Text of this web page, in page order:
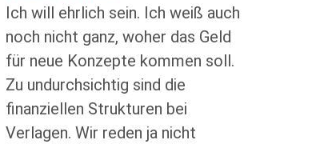
Ich will ehrlich sein. Ich weiß auch
noch nicht ganz, woher das Geld
für neue Konzepte kommen soll.
Zu undurchsichtig sind die
finanziellen Strukturen bei
Verlagen. Wir reden ja nicht